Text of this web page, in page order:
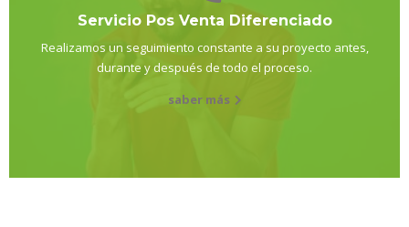
Servicio Pos Venta Diferenciado
Realizamos un seguimiento constante a su proyecto antes,
durante y después de todo el proceso.
saber más